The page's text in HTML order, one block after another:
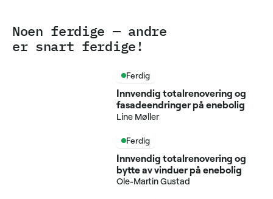
Noen ferdige — andre
er snart ferdige!
Ferdig
Innvendig totalrenovering og
fasadeendringer på enebolig
Line Møller
Ferdig
Innvendig totalrenovering og
bytte av vinduer på enebolig
Ole-Martin Gustad